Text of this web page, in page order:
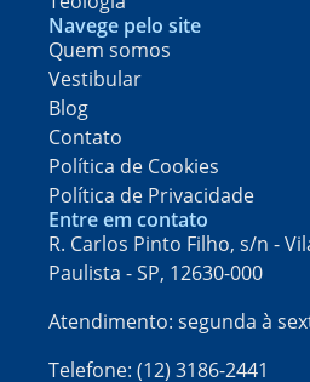
Navege pelo site
Quem somos
Vestibular
Blog
Contato
Política de Cookies
Política de Privacidade
Entre em contato
R. Carlos Pinto Filho, s/n -
Paulista - SP, 12630-000​
Atendimento: segunda à
Telefone: (12) 3186-2441